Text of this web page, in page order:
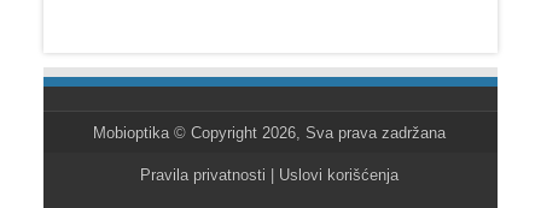
Mobioptika© Copyright 2026, Sva prava zadržana
Pravila privatnosti Uslovi korišćenja